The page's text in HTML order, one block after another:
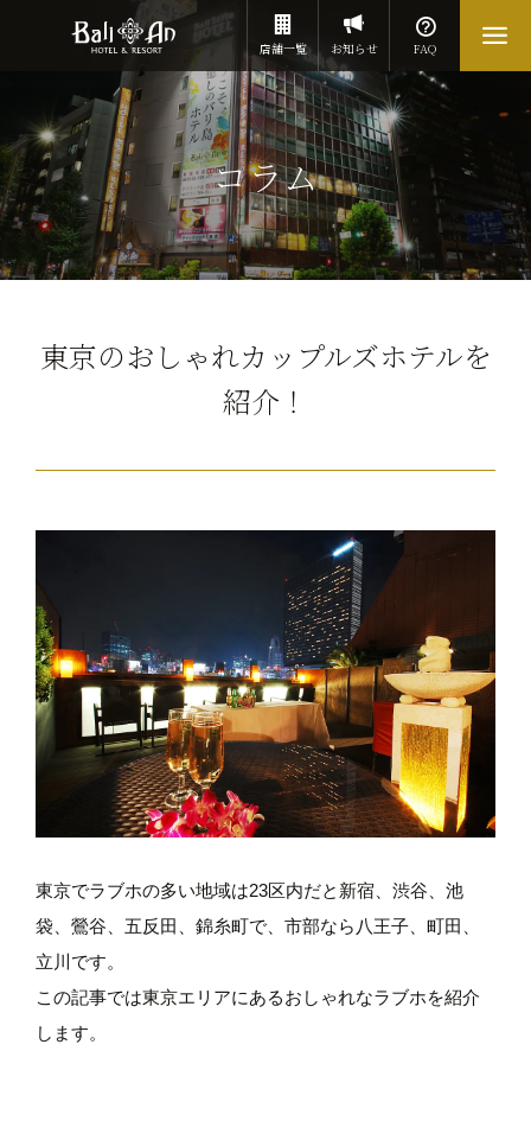
店舗一覧 お知らせ FAQ
コラム
東京のおしゃれカップルズホテルを
紹介！
東京でラブホの多い地域は23区内だと新宿、渋谷、池
袋、鶯谷、五反田、錦糸町で、市部なら八王子、町田、
立川です。
この記事では東京エリアにあるおしゃれなラブホを紹介
します。